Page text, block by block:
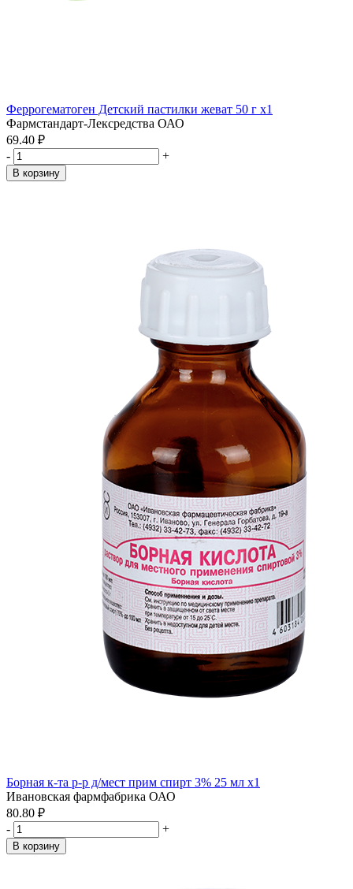
Феррогематоген Детский пастилки жеват 50 г x1
Фармстандарт-Лексредства ОАО
69.40 ₽
-
+
В корзину
Борная к-та р-р д/мест прим спирт 3% 25 мл x1
Ивановская фармфабрика ОАО
80.80 ₽
-
+
В корзину